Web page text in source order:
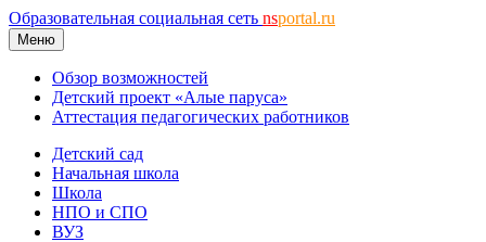
Образовательная социальная сеть nsportal.ru
Меню
Обзор возможностей
Детский проект «Алые паруса»
Аттестация педагогических работников
Детский сад
Начальная школа
Школа
НПО и СПО
ВУЗ